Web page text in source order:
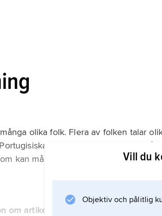
olika folk. Flera av folken talar
och tetum är officiella språk,
kan många indonesiska. De allra
om artikeln
Vill du
Objektiv och pålitlig